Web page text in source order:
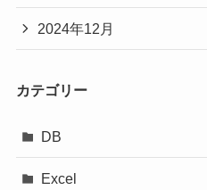
2024年12月
カテゴリー
DB
Excel